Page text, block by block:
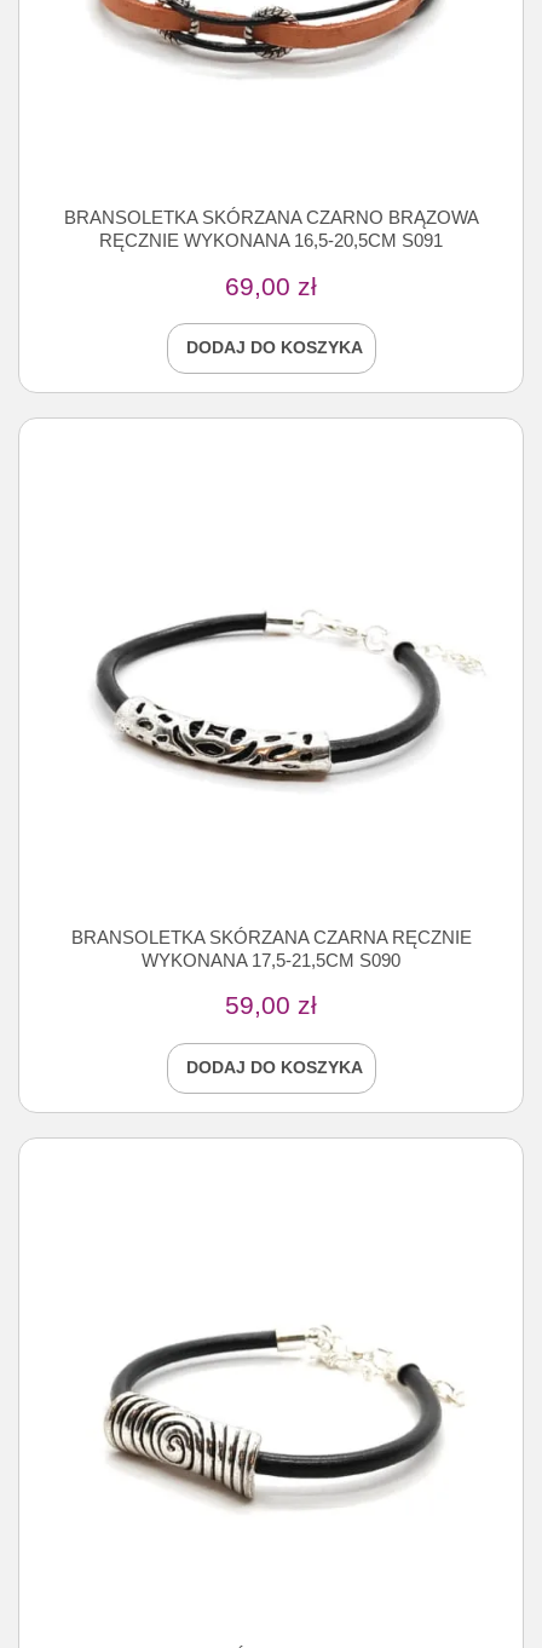
BRANSOLETKA SKÓRZANA CZARNO BRĄZOWA
RĘCZNIE WYKONANA 16,5-20,5CM S091
69,00 zł
DODAJ DO KOSZYKA
BRANSOLETKA SKÓRZANA CZARNA RĘCZNIE
WYKONANA 17,5-21,5CM S090
59,00 zł
DODAJ DO KOSZYKA